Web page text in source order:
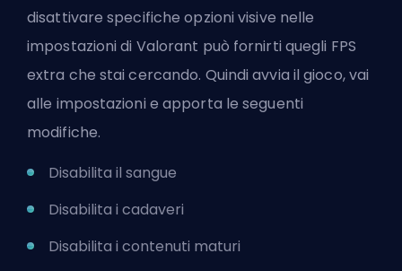
disattivare specifiche opzioni visive nelle
impostazioni di Valorant può fornirti quegli FPS
extra che stai cercando. Quindi avvia il gioco, vai
alle impostazioni e apporta le seguenti
modifiche.
Disabilita il sangue
Disabilita i cadaveri
Disabilita i contenuti maturi